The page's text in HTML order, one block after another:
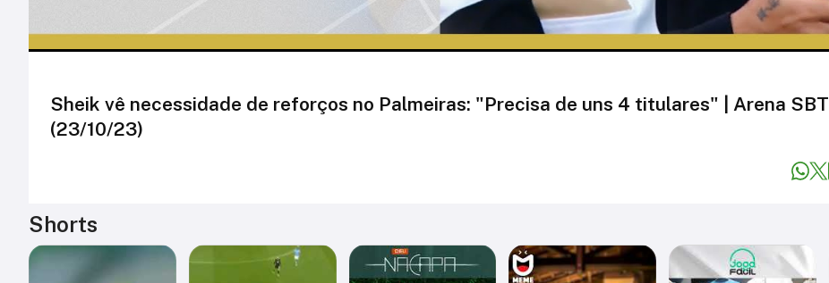
Sheik vê necessidade de reforços no Palmeiras: "Precisa de uns 4 titulares" | Arena SBT
(23/10/23)
Shorts